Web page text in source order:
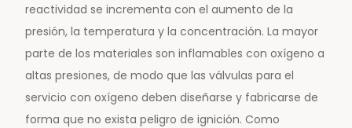
reactividad se incrementa con el aumento de la
presión, la temperatura y la concentración. La mayor
parte de los materiales son inflamables con oxígeno a
altas presiones, de modo que las válvulas para el
servicio con oxígeno deben diseñarse y fabricarse de
forma que no exista peligro de ignición. Como